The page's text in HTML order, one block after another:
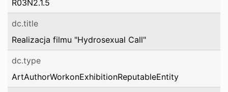
R03N2.1.5
dc.title
Realizacja filmu "Hydrosexual Call"
dc.type
ArtAuthorWorkonExhibitionReputableEntity